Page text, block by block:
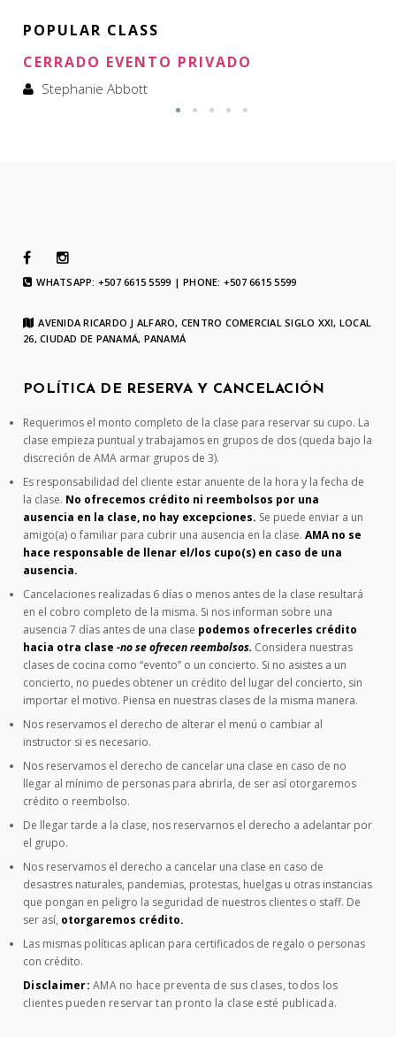
POPULAR CLASS
CERRADO EVENTO PRIVADO
Stephanie Abbott
WHATSAPP: +507 6615 5599 | PHONE: +507 6615 5599
AVENIDA RICARDO J ALFARO, CENTRO COMERCIAL SIGLO XXI, LOCAL
26, CIUDAD DE PANAMÁ, PANAMÁ
POLÍTICA DE RESERVA Y CANCELACIÓN
Requerimos el monto completo de la clase para reservar su cupo. La
clase empieza puntual y trabajamos en grupos de dos (queda bajo la
discreción de AMA armar grupos de 3).
Es responsabilidad del cliente estar anuente de la hora y la fecha de
la clase. No ofrecemos crédito ni reembolsos por una
ausencia en la clase, no hay excepciones. Se puede enviar a un
amigo(a) o familiar para cubrir una ausencia en la clase.AMA no se
hace responsable de llenar el/los cupo(s) en caso de una
ausencia.
Cancelaciones realizadas 6 días o menos antes de la clase resultará
en el cobro completo de la misma. Si nos informan sobre una
ausencia 7 días antes de una clase podemos ofrecerles crédito
hacia otra clase-no se ofrecen reembolsos. Considera nuestras
clases de cocina como “evento” o un concierto. Si no asistes a un
concierto, no puedes obtener un crédito del lugar del concierto, sin
importar el motivo. Piensa en nuestras clases de la misma manera.
Nos reservamos el derecho de alterar el menú o cambiar al
instructor si es necesario.
Nos reservamos el derecho de cancelar una clase en caso de no
llegar al mínimo de personas para abrirla, de ser así otorgaremos
crédito o reembolso.
De llegar tarde a la clase, nos reservarnos el derecho a adelantar por
el grupo.
Nos reservamos el derecho a cancelar una clase en caso de
desastres naturales, pandemias, protestas, huelgas u otras instancias
que pongan en peligro la seguridad de nuestros clientes o staff. De
ser así, otorgaremos crédito.
Las mismas políticas aplican para certificados de regalo o personas
con crédito.
Disclaimer: AMA no hace preventa de sus clases, todos los
clientes pueden reservar tan pronto la clase esté publicada.